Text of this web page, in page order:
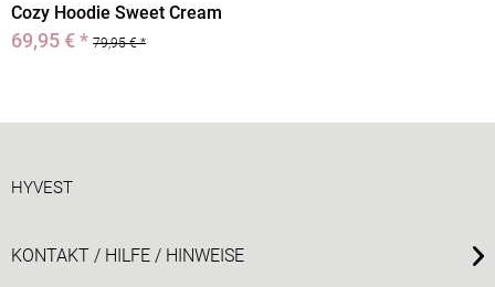
Cozy Hoodie Sweet Cream
69,95 € * 79,95 € *
HYVEST
KONTAKT / HILFE / HINWEISE